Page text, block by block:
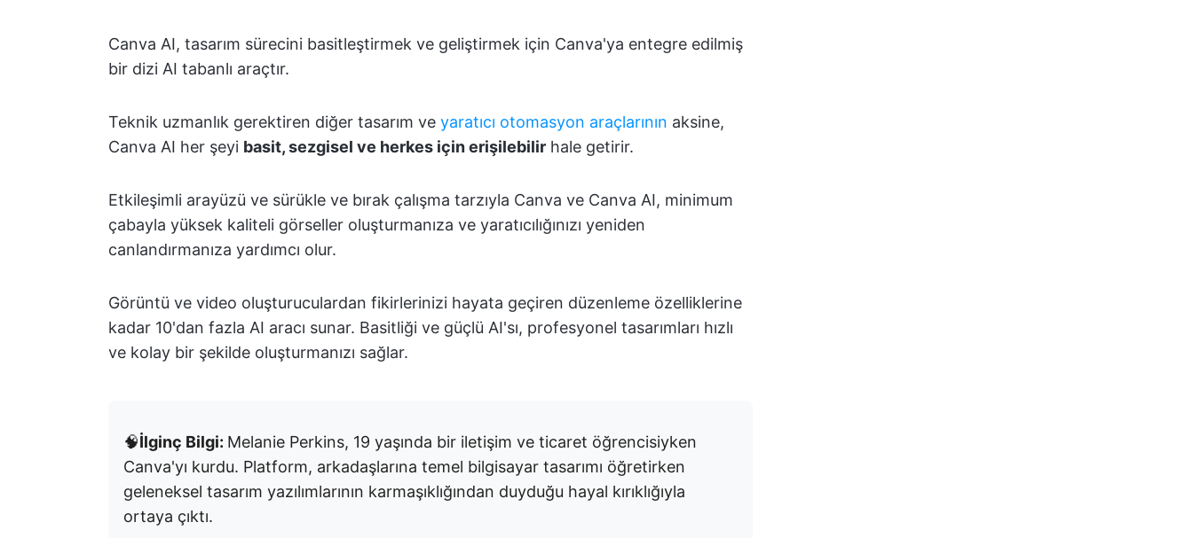
Canva AI, tasarım sürecini basitleştirmek ve geliştirmek için Canva'ya entegre edilmiş
bir dizi AI tabanlı araçtır.
Teknik uzmanlık gerektiren diğer tasarım ve yaratıcı otomasyon araçlarının aksine,
Canva AI her şeyi basit, sezgisel ve herkes için erişilebilir hale getirir.
Etkileşimli arayüzü ve sürükle ve bırak çalışma tarzıyla Canva ve Canva AI, minimum
çabayla yüksek kaliteli görseller oluşturmanıza ve yaratıcılığınızı yeniden
canlandırmanıza yardımcı olur.
Görüntü ve video oluşturuculardan fikirlerinizi hayata geçiren düzenleme özelliklerine
kadar 10'dan fazla AI aracı sunar. Basitliği ve güçlü AI'sı, profesyonel tasarımları hızlı
ve kolay bir şekilde oluşturmanızı sağlar.
🧠İlginç Bilgi: Melanie Perkins, 19 yaşında bir iletişim ve ticaret öğrencisiyken
Canva'yı kurdu. Platform, arkadaşlarına temel bilgisayar tasarımı öğretirken
geleneksel tasarım yazılımlarının karmaşıklığından duyduğu hayal kırıklığıyla
ortaya çıktı.